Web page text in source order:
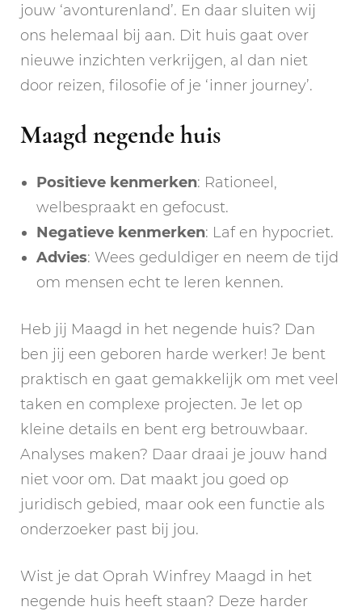
jouw ‘avonturenland’. En daar sluiten wij
ons helemaal bij aan. Dit huis gaat over
nieuwe inzichten verkrijgen, al dan niet
door reizen, filosofie of je ‘inner journey’.
Maagd negende huis
Positieve kenmerken: Rationeel,
welbespraakt en gefocust.
Negatieve kenmerken: Laf en hypocriet.
Advies: Wees geduldiger en neem de tijd
om mensen echt te leren kennen.
Heb jij Maagd in het negende huis? Dan
ben jij een geboren harde werker! Je bent
praktisch en gaat gemakkelijk om met veel
taken en complexe projecten. Je let op
kleine details en bent erg betrouwbaar.
Analyses maken? Daar draai je jouw hand
niet voor om. Dat maakt jou goed op
juridisch gebied, maar ook een functie als
onderzoeker past bij jou.
Wist je dat Oprah Winfrey Maagd in het
negende huis heeft staan? Deze harder